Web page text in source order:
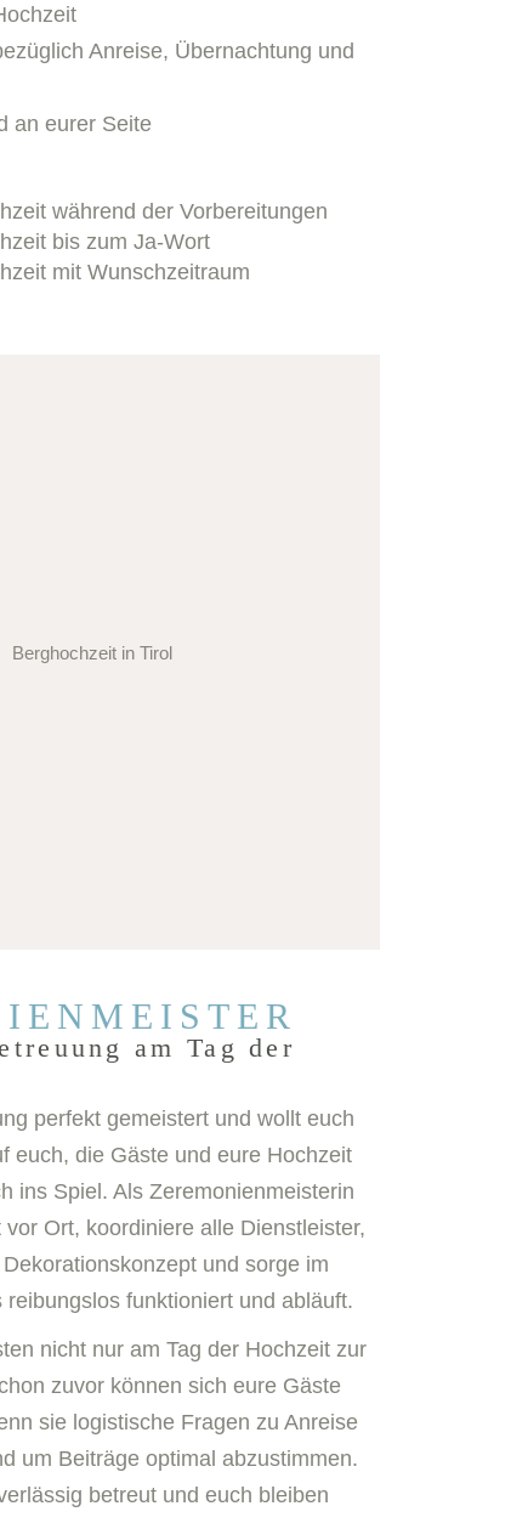
Anreise, Übernachtung und
an eurer Seite
während der Vorbereitungen
bis zum Ja-Wort
mit Wunschzeitraum
am Tag der
perfekt gemeistert und wollt euch
euch, die Gäste und eure Hochzeit
ins Spiel. Als Zeremonienmeisterin
Ort, koordiniere alle Dienstleister,
und sorge im
funktioniert und abläuft.
nicht nur am Tag der Hochzeit zur
zuvor können sich eure Gäste
sie logistische Fragen zu Anreise
um Beiträge optimal abzustimmen.
betreut und euch bleiben